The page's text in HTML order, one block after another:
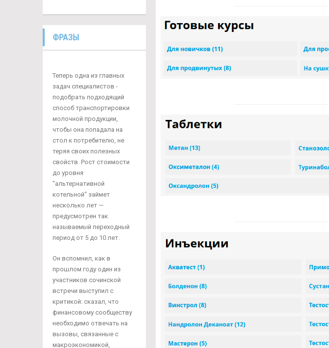
ФРАЗЫ
Теперь одна из главных
задач специалистов -
подобрать подходящий
способ транспортировки
молочной продукции,
чтобы она попадала на
стол к потребителю, не
теряя своих полезных
свойств. Рост стоимости
до уровня
"альтернативной
котельной" займет
несколько лет —
предусмотрен так
называемый переходный
период от 5 до 10 лет.
Он вспомнил, как в
прошлом году один из
участников сочинской
встречи выступил с
критикой: сказал, что
финансовому сообществу
необходимо отвечать на
вызовы, связанные с
макроэкономикой,